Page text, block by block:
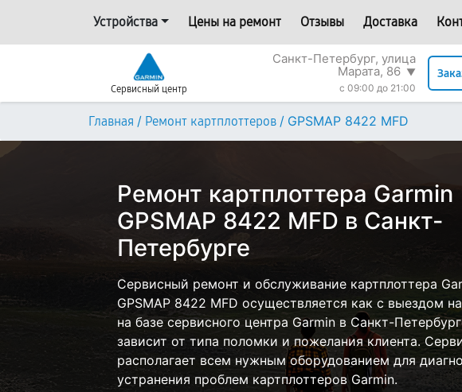
Устройства Цены на ремонт Отзывы Доставка
Сервисный центр
Санкт-Петербург, улица
Марата, 86 ▼
c 09:00 до 21:00
Главная / Ремонт картплоттеров / GPSMAP 8422 MFD
Ремонт картплоттера Garmin
GPSMAP 8422 MFD в Санкт-
Петербурге
Сервисный ремонт и обслуживание картплоттера
GPSMAP 8422 MFD осуществляется как с выездом
на базе сервисного центра Garmin в Санкт-
зависит от типа поломки и пожелания клиента.
располагает всем нужным оборудованием для
устранения проблем картплоттеров Garmin.